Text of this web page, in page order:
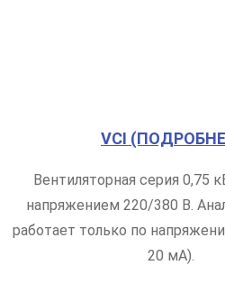
VCI
Вентиляторная серия 0,75
напряжением 220/380 В.
работает только по
20 мА).